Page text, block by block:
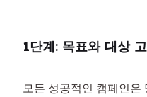
1단계: 목표와 대상
모든 성공적인 캠페인은